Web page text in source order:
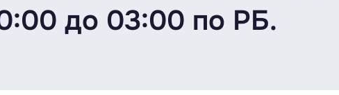
до 03:00 по РБ.